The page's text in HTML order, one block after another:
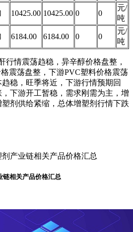
10425.00 10425.00 0 0
元/
吨
6184.00 6184.00 0 0
元/
吨
行情震荡趋稳，异辛醇价格盘整，
震荡盘整，下游PVC塑料价格震荡
稳，旺季将近，下游行情预期回
下游开工暂稳，需求刚需为主，增
剂供给紧缩，总体增塑剂行情下跌
链相关产品价格汇总